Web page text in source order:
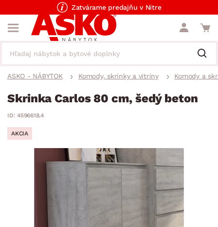
Zatvárame predajňu v Nitre
ASKO - NÁBYTOK Komody, skrinky a vitríny Komody a
Skrinka Carlos 80 cm, šedý beton
ID: 4596618.4
AKCIA